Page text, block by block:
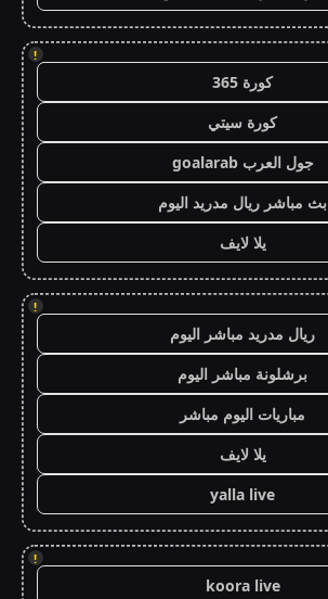
!
كورة 365
كورة سيتي
جول العرب goalarab
بث مباشر ريال مدريد اليوم
يلا لايف
!
ريال مدريد مباشر اليوم
برشلونة مباشر اليوم
مباريات اليوم مباشر
يلا لايف
yalla live
!
koora live